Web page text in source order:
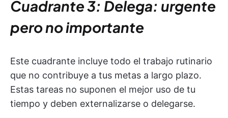
Cuadrante 3: Delega: urgente
pero no importante
Este cuadrante incluye todo el trabajo rutinario
que no contribuye a tus metas a largo plazo.
Estas tareas no suponen el mejor uso de tu
tiempo y deben externalizarse o delegarse.